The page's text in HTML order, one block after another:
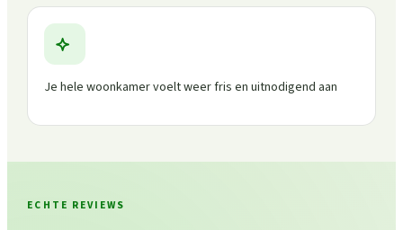
Je hele woonkamer voelt weer fris en uitnodigend aan
ECHTE REVIEWS